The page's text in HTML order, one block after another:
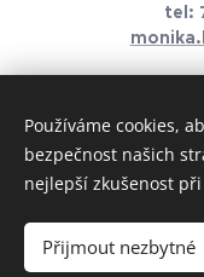
tel:
Používáme cookies,
bezpečnost našich
nejlepší zkušenost
Přijmout nezbytné